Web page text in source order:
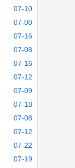
07-10
07-08
07-16
07-08
07-16
07-12
07-09
07-18
07-08
07-12
07-22
07-19